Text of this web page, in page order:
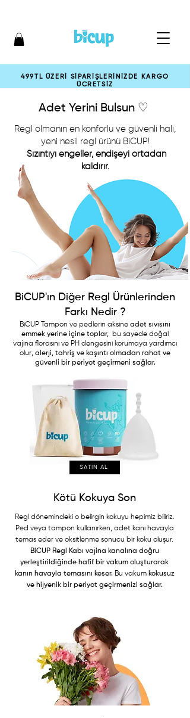
499TL ÜZERİ SİPARİŞLERİNİZDE KARGO
ÜCRETSİZ
Adet Yerini Bulsun ♡
Regl olmanın en konforlu ve güvenli hali,
yeni nesil regl ürünü BiCUP!
Sızıntıyı engeller, endişeyi ortadan
kaldırır.
BiCUP'ın Diğer Regl Ürünlerinden
Farkı Nedir ?
BiCUP Tampon ve pedlerin aksine adet sıvısını
emmek yerine içine toplar, bu sayede doğal
vajina florasını ve PH dengesini korumaya yardımcı
olur, alerji, tahriş ve kaşıntı olmadan rahat ve
güvenli bir periyot geçirmeni sağlar.
SATIN AL
Kötü Kokuya Son
Regl dönemindeki o belirgin kokuyu hepimiz biliriz.
Ped veya tampon kullanırken, adet kanı havayla
temas eder ve oksitlenme sonucu bir koku oluşur.
BiCUP Regl Kabı vajina kanalına doğru
yerleştirildiğinde hafif bir vakum oluşturarak
kanın havayla temasını keser. Bu vakum kokusuz
ve hijyenik bir periyot geçirmenizi sağlar.